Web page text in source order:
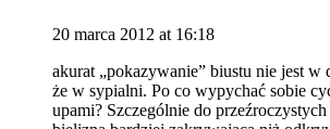
20 marca 2012 at 16:18
akurat „pokazywanie” biustu nie jest w
że w sypialni. Po co wypychać sobie
upami? Szczególnie do